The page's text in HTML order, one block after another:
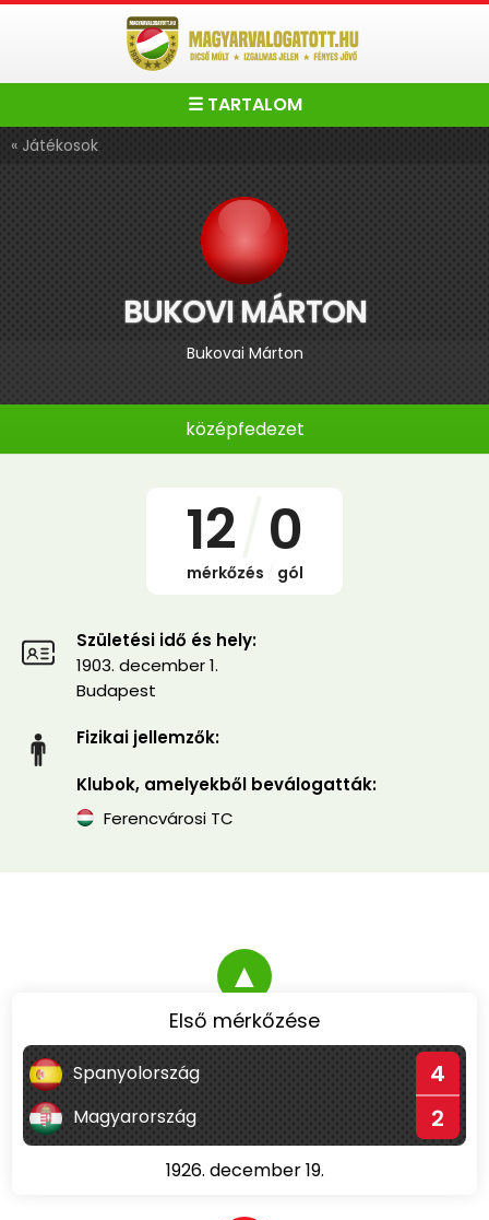
☰ TARTALOM
« Játékosok
BUKOVI MÁRTON
Bukovai Márton
középfedezet
12 0
mérkőzés gól
Születési idő és hely:
1903. december 1.
Budapest
Fizikai jellemzők:
Klubok, amelyekből beválogatták:
Ferencvárosi TC
▲
Első mérkőzése
Spanyolország 4
Magyarország 2
1926. december 19.